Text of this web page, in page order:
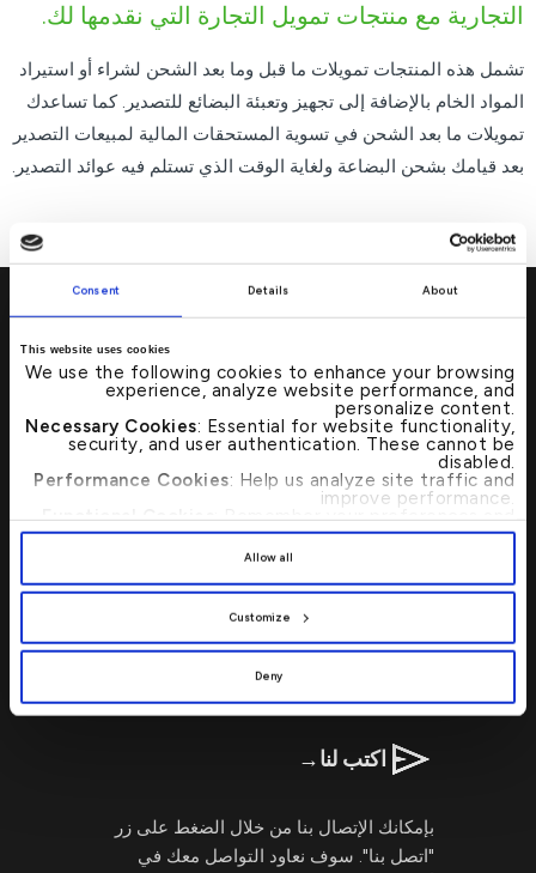
Consent Details About
This website uses cookies
We use the following cookies to enhance your browsing
experience, analyze website performance, and
personalize content.
Necessary Cookies: Essential for website functionality,
security, and user authentication. These cannot be
disabled.
Performance Cookies: Help us analyze site traffic and
improve performance.
Functional Cookies: Remember your preferences and
enhance user experience.
, you provide explicit consent to
preferences by clicking[Customize].
Allow all
Customize
Deny
التجارية مع منتجات تمويل التجارة التي نقدمها لك.
تشمل هذه المنتجات تمويلات ما قبل وما بعد الشحن لشراء أو استيراد
المواد الخام بالإضافة إلى تجهيز وتعبئة البضائع للتصدير. كما تساعدك
تمويلات ما بعد الشحن في تسوية المستحقات المالية لمبيعات التصدير
بعد قيامك بشحن البضاعة ولغاية الوقت الذي تستلم فيه عوائد التصدير.
تفضل بزيارتنا→
تحديد موقع أي من فروع بيت التمويل الكويتي
أو أجهزة الصرف الآلي بات الآن أسرع وأبسط
من خلال محدد مواقع الفروع المصرفية
وأجهزة الصرف الآلي.
اكتب لنا→
بإمكانك الإتصال بنا من خلال الضغط على زر
"اتصل بنا". سوف نعاود التواصل معك في